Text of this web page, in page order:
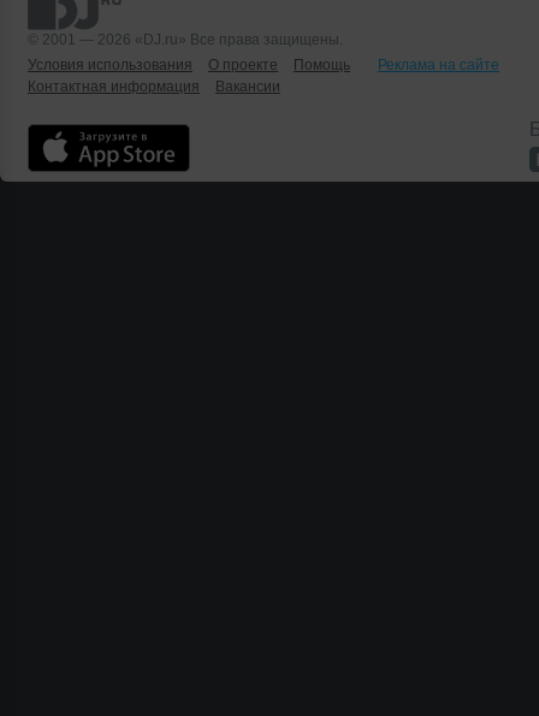
© 2001 — 2026 «DJ.ru» Все права защищены.
Условия использования
О проекте Помощь
Реклама на сайте
Контактная информация
Вакансии